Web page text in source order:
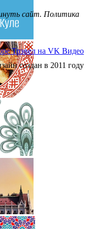
сайт. Политика
создан в 2011 году